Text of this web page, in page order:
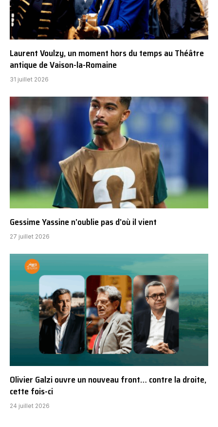
Laurent Voulzy, un moment hors du temps au Théâtre
antique de Vaison-la-Romaine
31 juillet 2026
Gessime Yassine n’oublie pas d’où il vient
27 juillet 2026
Olivier Galzi ouvre un nouveau front… contre la droite,
cette fois-ci
24 juillet 2026